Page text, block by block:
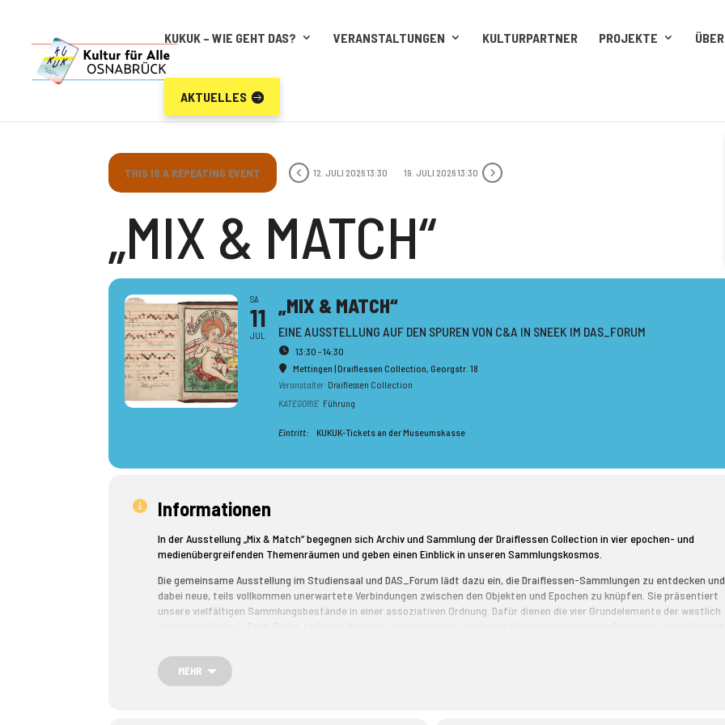
KUKUK – WIE GEHT DAS? VERANSTALTUNGEN KULTURPARTNER PROJEKTE
AKTUELLES
THIS IS A REPEATING EVENT 12. JULI 2026 13:30 19. JULI 2026 13:30
„MIX & MATCH“
SA
11
JUL
„MIX & MATCH“
EINE AUSSTELLUNG AUF DEN SPUREN VON C&A IN SNEEK IM DAS_FORUM
13:30 - 14:30
Mettingen | Draiflessen Collection, Georgstr. 18
Veranstalter Draiflessen Collection
KATEGORIE Führung
Eintritt: KUKUK-Tickets an der Museumskasse
Informationen
In der Ausstellung „Mix & Match“ begegnen sich Archiv und Sammlung der Draiflessen Collection in vier epochen- und
medienübergreifenden Themenräumen und geben einen Einblick in unseren Sammlungskosmos.
Die gemeinsame Ausstellung im Studiensaal und DAS_Forum lädt dazu ein, die Draiflessen-Sammlungen zu entdecken und
dabei neue, teils vollkommen unerwartete Verbindungen zwischen den Objekten und Epochen zu knüpfen. Sie präsentiert
unsere vielfältigen Sammlungsbestände in einer assoziativen Ordnung. Dafür dienen die vier Grundelemente der westlich
nichts miteinander zu tun haben. Die Idee, die Welt mit diesen vier Grundelementen zu erklären, reicht bis in die
griechische Antike zurück und ist bis heute eine Vorstellung, die in Wissenschaft, Kunst und Kultur auf
Weise präsent ist.
MEHR